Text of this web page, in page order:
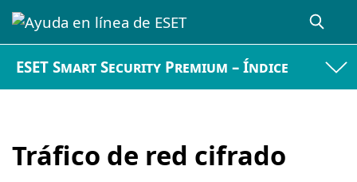
ESET Smart Security Premium – Índice
Tráfico de red cifrado